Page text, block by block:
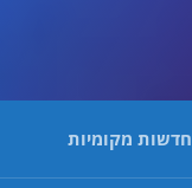
חדשות מקומיות